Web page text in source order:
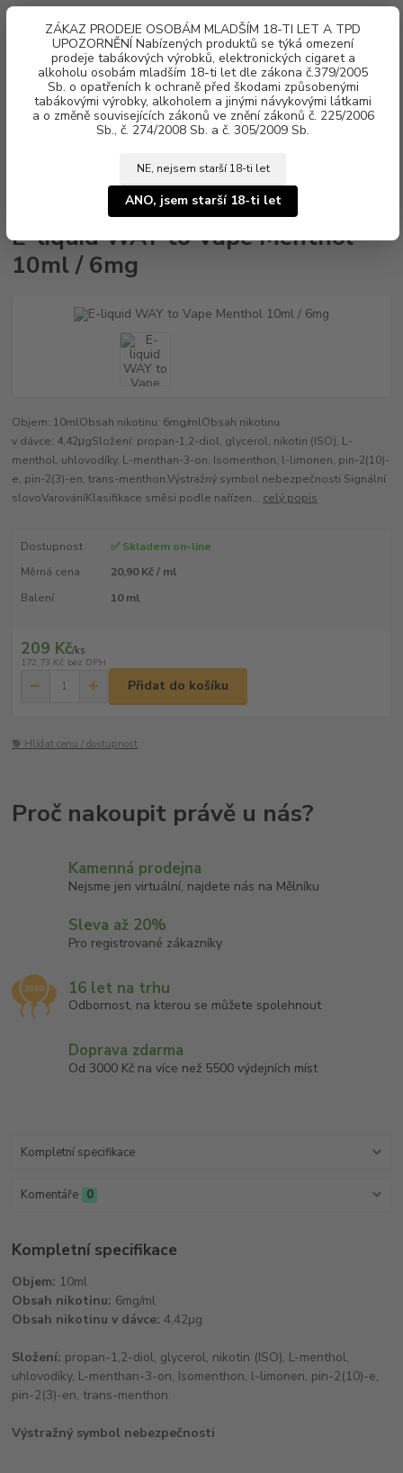
ZÁKAZ PRODEJE OSOBÁM MLADŠÍM 18-TI LET A TPD
UPOZORNĚNÍ Nabízených produktů se týká omezení
prodeje tabákových výrobků, elektronických cigaret a
alkoholu osobám mladším 18-ti let dle zákona č.379/2005
Sb. o opatřeních k ochraně před škodami způsobenými
tabákovými výrobky, alkoholem a jinými návykovými látkami
a o změně souvisejících zákonů ve znění zákonů č. 225/2006
Sb., č. 274/2008 Sb. a č. 305/2009 Sb.
NE, nejsem starší 18-ti let
ANO, jsem starší 18-ti let
Menu
za0 Kč
E-liquid WAY to Vape Menthol
10ml / 6mg
Objem: 10mlObsah nikotinu: 6mg/mlObsah nikotinu
v dávce: 4,42μgSložení: propan-1,2-diol, glycerol, nikotin (ISO), L-
menthol, uhlovodíky, L-menthan-3-on, Isomenthon, l-limonen, pin-2(10)-
e, pin-2(3)-en, trans-menthon.Výstražný symbol nebezpečnosti Signální
slovoVarováníKlasifikace směsi podle nařízen... celý popis
Dostupnost
✅ Skladem on-line
Měrná cena
20,90 Kč / ml
Balení
10 ml
209 Kč/ks
172,73 Kč bez DPH
Přidat do košíku
🐕 Hlídat cenu / dostupnost
Kamenná prodejna
Nejsme jen virtuální, najdete nás na Mělníku
Sleva až 20%
Pro registrované zákazníky
16 let na trhu
Odbornost, na kterou se můžete spolehnout
Doprava zdarma
Od 3000 Kč na více než 5500 výdejních míst
Kompletní specifikace
Komentáře 0
Kompletní specifikace
Objem: 10ml
Obsah nikotinu: 6mg/ml
Obsah nikotinu v dávce: 4,42μg
Složení: propan-1,2-diol, glycerol, nikotin (ISO), L-menthol,
uhlovodíky, L-menthan-3-on, Isomenthon, l-limonen, pin-2(10)-e,
pin-2(3)-en, trans-menthon.
Výstražný symbol nebezpečnosti